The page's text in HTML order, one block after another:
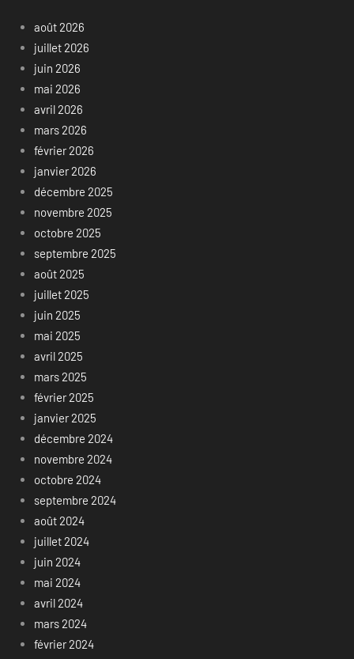
août 2026
juillet 2026
juin 2026
mai 2026
avril 2026
mars 2026
février 2026
janvier 2026
décembre 2025
novembre 2025
octobre 2025
septembre 2025
août 2025
juillet 2025
juin 2025
mai 2025
avril 2025
mars 2025
février 2025
janvier 2025
décembre 2024
novembre 2024
octobre 2024
septembre 2024
août 2024
juillet 2024
juin 2024
mai 2024
avril 2024
mars 2024
février 2024